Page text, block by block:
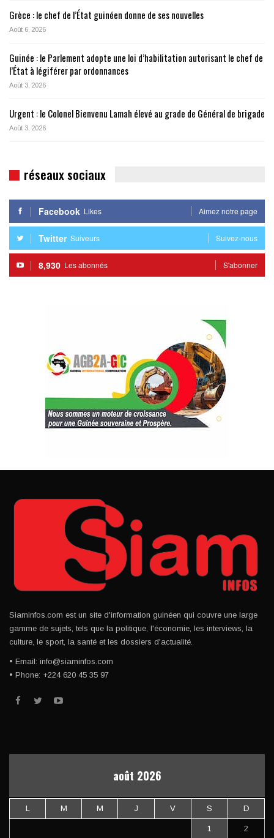
Grèce : le chef de l’État guinéen donne de ses nouvelles
Août 6, 2026
Guinée : le Parlement adopte une loi d’habilitation autorisant le chef de
l’État à légiférer par ordonnances
Août 3, 2026
Urgent : le Colonel Bienvenu Lamah élevé au grade de Général de brigade
Août 3, 2026
réseaux sociaux
Facebook Likes Aimez notre page
Twitter Suiveurs Suivez-nous
8,930 Les abonnés S'abonner
Siaminfos.com est un site d'information guinéen qui couvre une large
gamme de sujets, tels que la politique, l'économie, les interviews, la
culture, le sport, la santé et les dossiers d'actualité.
• Email: info@siaminfos.com
• Phone: +224 620 45 35 97
août 2026
L M M J V S D
1 2